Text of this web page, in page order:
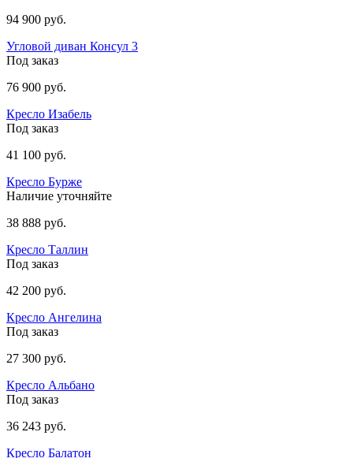
94 900 руб.
Угловой диван Консул 3
Под заказ
76 900 руб.
Кресло Изабель
Под заказ
41 100 руб.
Кресло Бурже
Наличие уточняйте
38 888 руб.
Кресло Таллин
Под заказ
42 200 руб.
Кресло Ангелина
Под заказ
27 300 руб.
Кресло Альбано
Под заказ
36 243 руб.
Кресло Балатон